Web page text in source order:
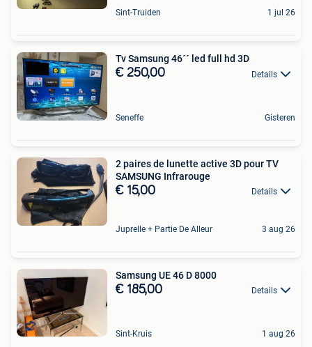
Sint-Truiden 1 jul 26
Tv Samsung 46´´ led full hd 3D
€ 250,00 Details
Seneffe Gisteren
2 paires de lunette active 3D pour TV
SAMSUNG Infrarouge
€ 15,00 Details
Juprelle + Partie De Alleur 3 aug 26
Samsung UE 46 D 8000
€ 185,00 Details
Sint-Kruis 1 aug 26